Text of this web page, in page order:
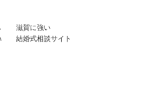
滋賀に強い
結婚式相談サイト